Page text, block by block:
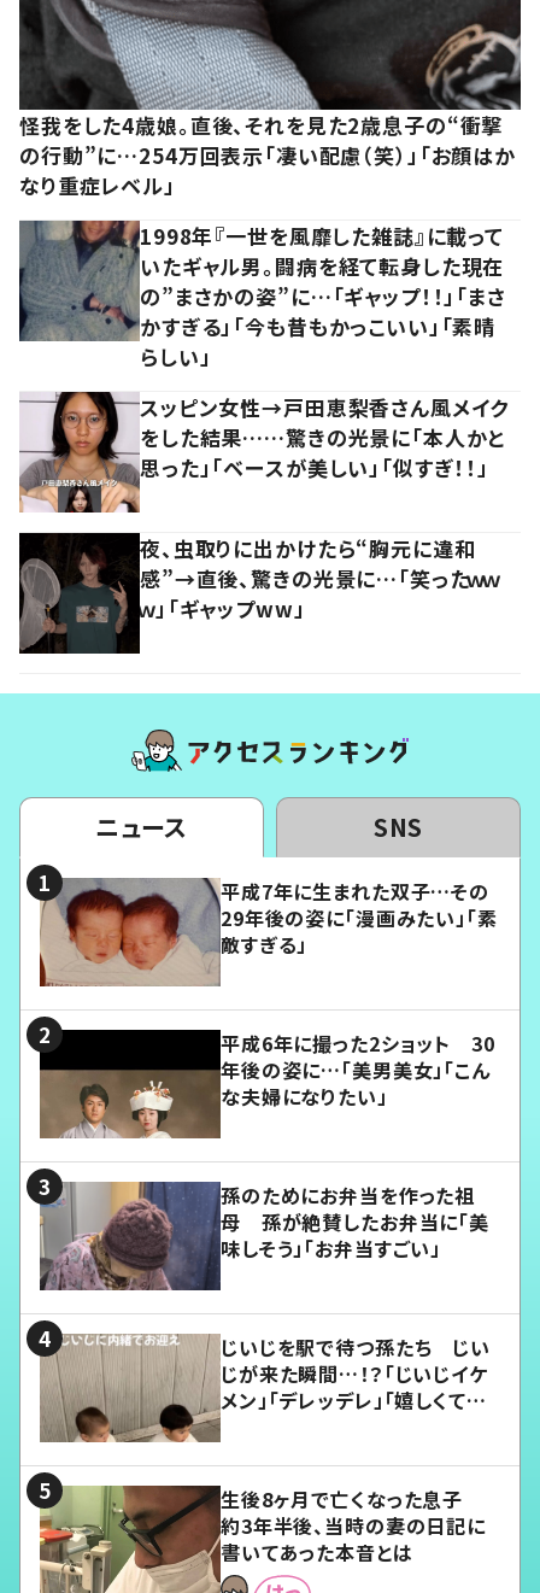
怪我をした4歳娘。直後、それを見た2歳息子の“衝撃
の行動”に…254万回表示「凄い配慮（笑）」「お顔はか
なり重症レベル」
1998年『一世を風靡した雑誌』に載って
いたギャル男。闘病を経て転身した現在
の”まさかの姿”に…「ギャップ！！」「まさ
かすぎる」「今も昔もかっこいい」「素晴
らしい」
スッピン女性→戸田恵梨香さん風メイク
をした結果……驚きの光景に「本人かと
思った」「ベースが美しい」「似すぎ！！」
夜、虫取りに出かけたら“胸元に違和
感”→直後、驚きの光景に…「笑ったｗｗ
ｗ」「ギャップww」
ニュース SNS
平成7年に生まれた双子…その
29年後の姿に「漫画みたい」「素
敵すぎる」
平成6年に撮った2ショット 30
年後の姿に…「美男美女」「こん
な夫婦になりたい」
孫のためにお弁当を作った祖
母 孫が絶賛したお弁当に「美
味しそう」「お弁当すごい」
じいじを駅で待つ孫たち じい
じが来た瞬間…！？「じいじイケ
メン」「デレッデレ」「嬉しくて可
生後8ヶ月で亡くなった息子
約3年半後、当時の妻の日記に
書いてあった本音とは